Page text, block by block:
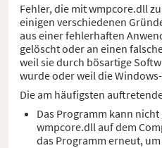
Fehler, die mit wmpcore.dll
einigen verschiedenen
aus einer fehlerhaften
gelöscht oder an einen
weil sie durch bösartige
wurde oder weil die
Die am häufigsten
Das Programm kann
wmpcore.dll auf dem
das Programm erneut,